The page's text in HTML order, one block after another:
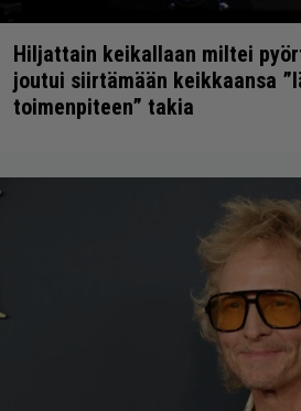
Hiljattain keikallaan miltei
joutui siirtämään keikkaansa
toimenpiteen” takia